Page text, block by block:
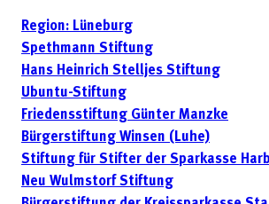
Region: Lüneburg
Spethmann Stiftung
Hans Heinrich Stelljes Stiftung
Ubuntu-Stiftung
Friedensstiftung Günter Manzke
Bürgerstiftung Winsen (Luhe)
Stiftung für Stifter der Sparkasse
Neu Wulmstorf Stiftung